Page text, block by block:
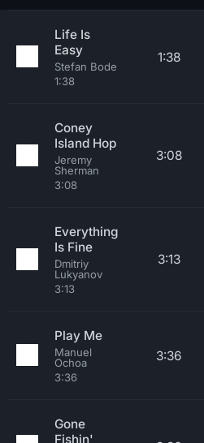
Life Is
Easy
Stefan Bode
1:38
1:38
Coney
Island Hop
Jeremy
Sherman
3:08
3:08
Everything
Is Fine
Dmitriy
Lukyanov
3:13
3:13
Play Me
Manuel
Ochoa
3:36
3:36
Gone
Fishin'